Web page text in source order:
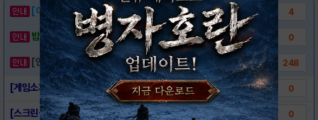
[이벤트] 웃음으로 매일매일 해피! 유머 게시.. 4
밥알이의 헝앱통신 ⑲ “밥알이, 드디어 멀티를.. 0
[안내] 헝그리앱 필수 상식! 밥알 획득 안내.. 248
[게임소개] American Block Sni.. 0
[스크린샷] American Block Sni.. 0